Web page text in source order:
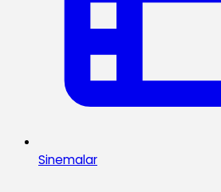
Sinemalar